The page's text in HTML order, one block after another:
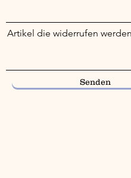
Artikel die widerrufen
Senden